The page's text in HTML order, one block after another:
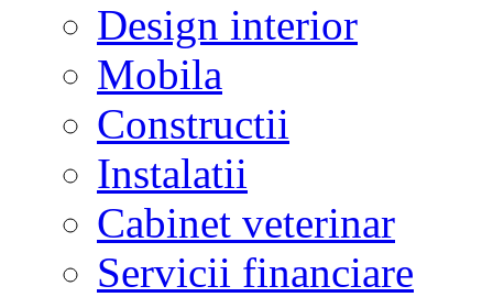
Design interior
Mobila
Constructii
Instalatii
Cabinet veterinar
Servicii financiare